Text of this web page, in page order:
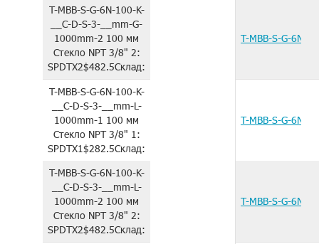
T-MBB-S-G-6N-100-K-
__C-D-S-3-__mm-G-
1000mm-2 100 мм
СтеклоNPT 3/8" 2:
SPDTX2$482.5Склад:
T-MBB-S-G-6N-
T-MBB-S-G-6N-100-K-
__C-D-S-3-__mm-L-
1000mm-1 100 мм
СтеклоNPT 3/8" 1:
SPDTX1$282.5Склад:
T-MBB-S-G-6N-
T-MBB-S-G-6N-100-K-
__C-D-S-3-__mm-L-
1000mm-2 100 мм
СтеклоNPT 3/8" 2:
SPDTX2$482.5Склад:
T-MBB-S-G-6N-